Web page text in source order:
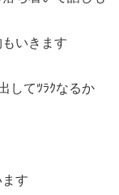
いきます
してﾂﾗｸなるか
す